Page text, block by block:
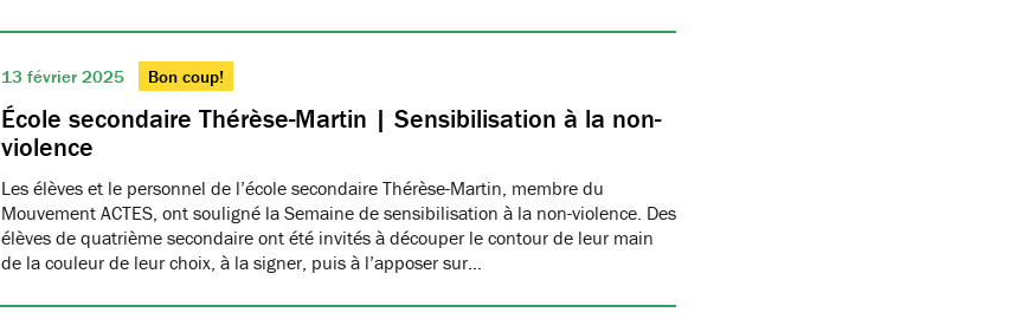
13 février 2025 Bon coup!
École secondaire Thérèse-Martin | Sensibilisation à la non-
violence
Les élèves et le personnel de l’école secondaire Thérèse-Martin, membre du
Mouvement ACTES, ont souligné la Semaine de sensibilisation à la non-violence. Des
élèves de quatrième secondaire ont été invités à découper le contour de leur main
de la couleur de leur choix, à la signer, puis à l’apposer sur…